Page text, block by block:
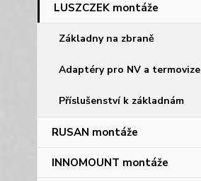
LUSZCZEK montáže
Základny na zbraně
Adaptéry pro NV a termovize
Příslušenství k základnám
RUSAN montáže
INNOMOUNT montáže